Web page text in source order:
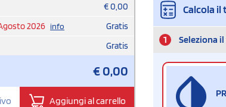
€0,00
2026 info
Gratis
Gratis
€0,00
Aggiungi al carrello
Calcola
1 Seleziona